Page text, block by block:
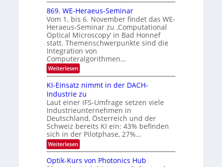
6
u
n
d
B
i
l
d
v
e
r
a
r
b
e
i
t
u
i
t
d
e
n
k
t
x
o
s
e
n
s
m
e
l
d
e
t
t
a
r
k
e
s
W
a
c
h
869. WE-Heraeus-Seminar
Vom 1. bis 6. November findet das WE-
Heraeus-Seminar zu ‚Computational
Optical Microscopy‘ in Bad Honnef
statt. Themenschwerpunkte sind die
Integration von
Computeralgorithmen…
Weiterlesen:
8
9
.
W
E
-
H
e
r
a
e
u
s
KI-Einsatz nimmt in der DACH-
Industrie zu
Laut einer IFS-Umfrage setzen viele
Industrieunternehmen in
Deutschland, Österreich und der
Schweiz bereits KI ein: 43% befinden
sich in der Pilotphase, 27%…
Weiterlesen:
K
-
Optik-Kurs von Photonics Hub